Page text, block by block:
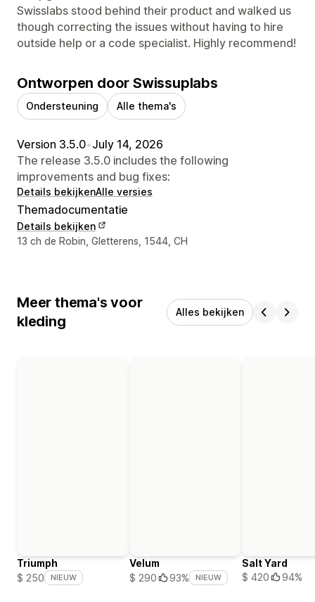
Swisslabs stood behind their product and walked us
though correcting the issues without having to hire
outside help or a code specialist. Highly recommend!
Ontworpen door Swissuplabs
Ondersteuning Alle thema's
Version 3.5.0•July 14, 2026
The release 3.5.0 includes the following
improvements and bug fixes:
Details bekijkenAlle versies
Themadocumentatie
Details bekijken
Contactgegevens ontwerper
13 ch de Robin, Gletterens, 1544, CH
Meer thema's voor
kleding
Alles bekijken
Triumph
$ 250
NIEUW
Velum
$ 290
93% NIEUW
Salt Yard
$ 420
94%